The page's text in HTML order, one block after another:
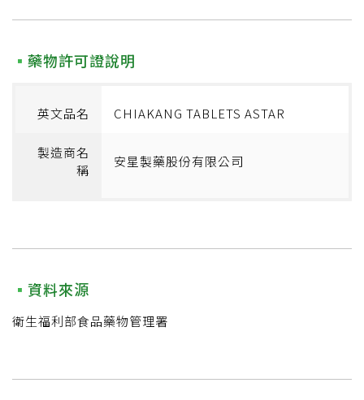
藥物許可證說明
英文品名 CHIAKANG TABLETS ASTAR
製造商名
稱
安星製藥股份有限公司
資料來源
衛生福利部食品藥物管理署